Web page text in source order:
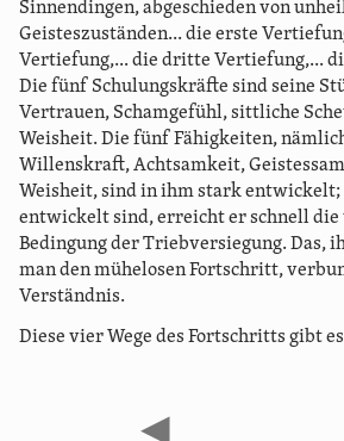
Sinnendingen, abgeschieden von
Geisteszuständen... die erste
Vertiefung,... die dritte Vertiefung,...
Die fünf Schulungskräfte sind seine
Vertrauen, Schamgefühl, sittliche
Weisheit. Die fünf Fähigkeiten,
Willenskraft, Achtsamkeit,
Weisheit, sind in ihm stark entwickelt;
entwickelt sind, erreicht er schnell
Bedingung der Triebversiegung. Das,
man den mühelosen Fortschritt,
Verständnis.
Diese vier Wege des Fortschritts gibt
◀